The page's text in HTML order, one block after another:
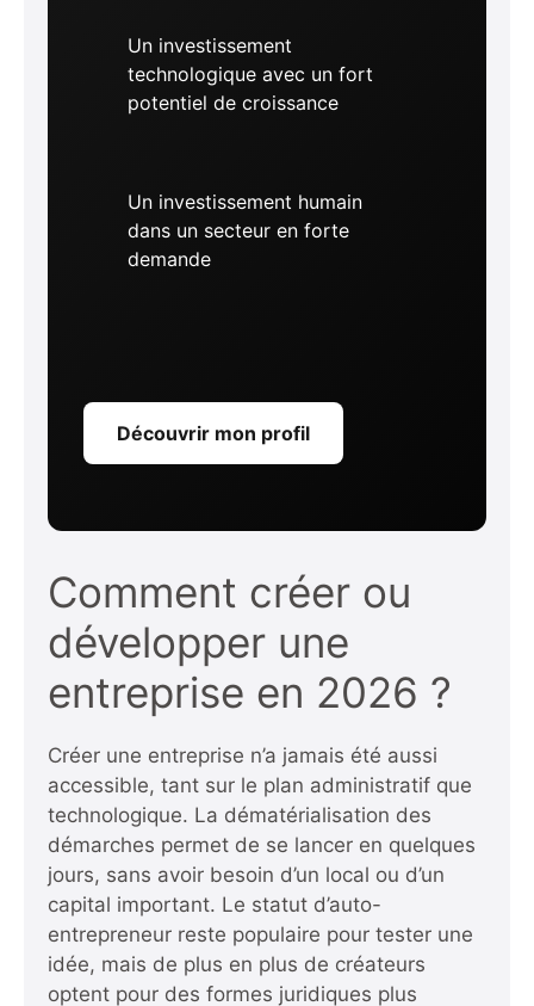
Un investissement
technologique avec un fort
potentiel de croissance
Un investissement humain
dans un secteur en forte
demande
Découvrir mon profil
Comment créer ou
développer une
entreprise en 2026 ?
Créer une entreprise n’a jamais été aussi
accessible, tant sur le plan administratif que
technologique. La dématérialisation des
démarches permet de se lancer en quelques
jours, sans avoir besoin d’un local ou d’un
capital important. Le statut d’auto-
entrepreneur reste populaire pour tester une
idée, mais de plus en plus de créateurs
optent pour des formes juridiques plus